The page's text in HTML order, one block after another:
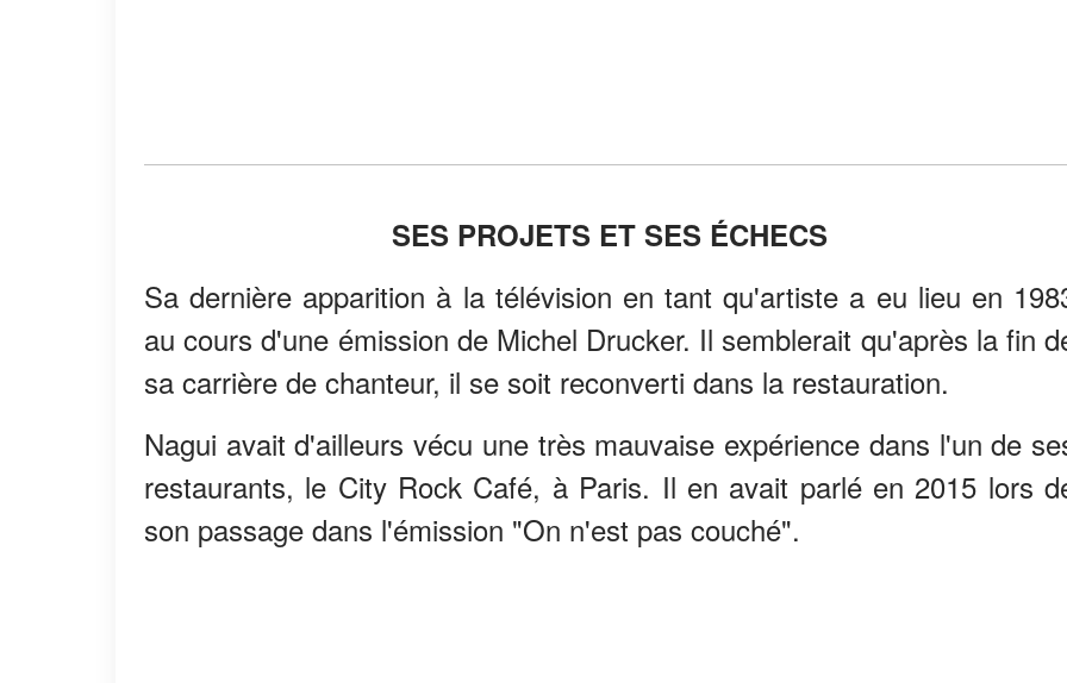
SES PROJETS ET SES ÉCHECS
Sa dernière apparition à la télévision en tant qu'artiste a eu lieu en
au cours d'une émission de Michel Drucker. Il semblerait qu'après la fin
sa carrière de chanteur, il se soit reconverti dans la restauration.
Nagui avait d'ailleurs vécu une très mauvaise expérience dans l'un de
restaurants, le City Rock Café, à Paris. Il en avait parlé en 2015 lors
son passage dans l'émission "On n'est pas couché".